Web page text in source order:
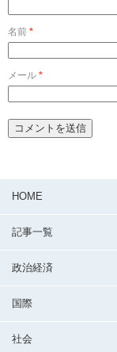
名前 *
メール *
HOME
記事一覧
政治経済
国際
社会